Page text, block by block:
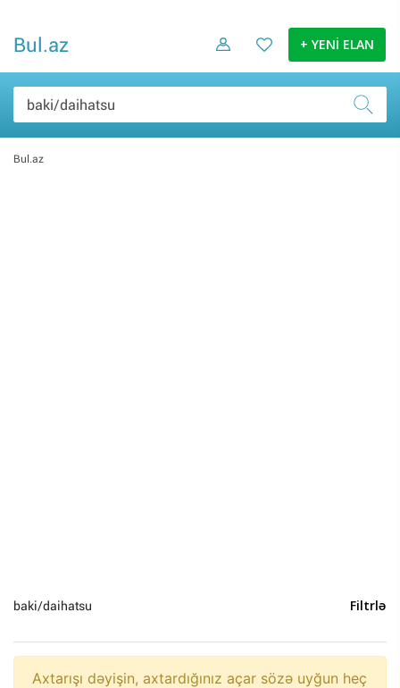
Bul.az + YENİ ELAN
Bul.az
baki/daihatsu Filtrlə
Axtarışı dəyişin, axtardığınız açar sözə uyğun heç